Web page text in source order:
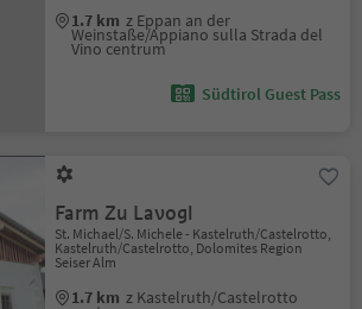
1.7 km z Eppan an der
Weinstaße/Appiano sulla Strada del
Vino centrum
Südtirol Guest Pass
Farm Zu Lavogl
St. Michael/S. Michele - Kastelruth/Castelrotto,
Kastelruth/Castelrotto, Dolomites Region
Seiser Alm
1.7 km z Kastelruth/Castelrotto